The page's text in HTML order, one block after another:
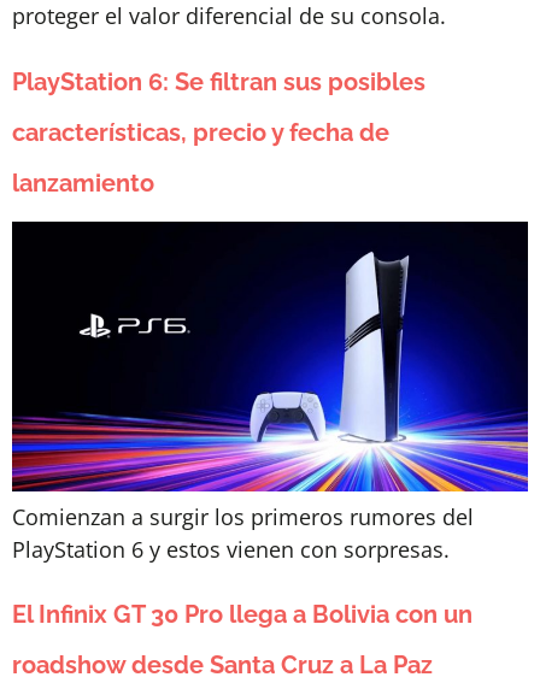
proteger el valor diferencial de su consola.
PlayStation 6: Se filtran sus posibles
características, precio y fecha de
lanzamiento
Comienzan a surgir los primeros rumores del
PlayStation 6 y estos vienen con sorpresas.
El Infinix GT 30 Pro llega a Bolivia con un
roadshow desde Santa Cruz a La Paz